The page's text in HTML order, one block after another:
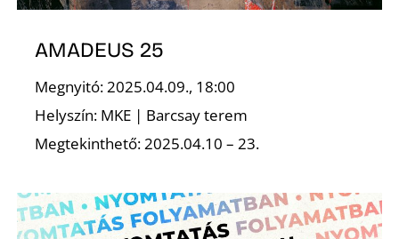
AMADEUS 25
Megnyitó: 2025.04.09., 18:00
Helyszín: MKE | Barcsay terem
Megtekinthető: 2025.04.10 – 23.